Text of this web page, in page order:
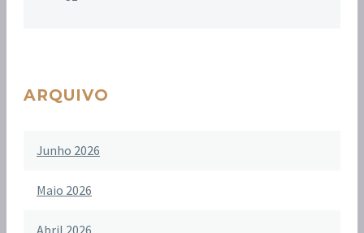
ARQUIVO
Junho 2026
Maio 2026